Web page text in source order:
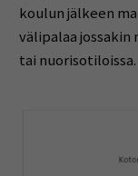
koulun jälkeen
välipalaa jossakin
tai nuorisotiloissa.